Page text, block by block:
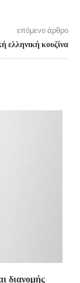
επόμενο άρθρο
ελληνική κουζίνα
διανομής